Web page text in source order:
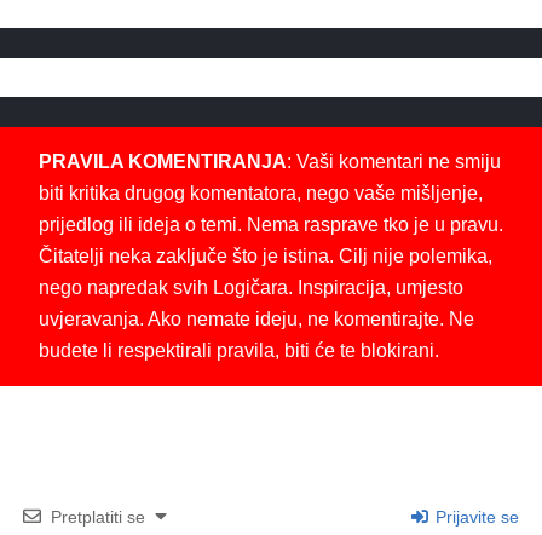
PRAVILA KOMENTIRANJA: Vaši komentari ne smiju
biti kritika drugog komentatora, nego vaše mišljenje,
prijedlog ili ideja o temi. Nema rasprave tko je u pravu.
Čitatelji neka zaključe što je istina. Cilj nije polemika,
nego napredak svih Logičara. Inspiracija, umjesto
uvjeravanja. Ako nemate ideju, ne komentirajte. Ne
budete li respektirali pravila, biti će te blokirani.
Pretplatiti se Prijavite se